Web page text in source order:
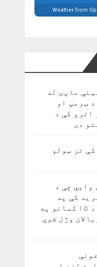
Weather from
ماڼۍ له
ټرمپ او
اترو کې د
دی
تر ټولو
وايي چې د
کې په
روغتون باندې د ۱۵ کسانو په
وژل شوي